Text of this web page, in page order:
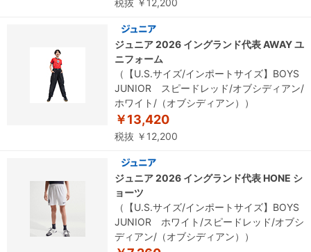
税抜 ￥12,200
ジュニア 2026 イングランド代表 AWAY ユ
ニフォーム
（【U.S.サイズ/インポートサイズ】BOYS
JUNIOR スピードレッド/オブシディアン/
ホワイト/（オブシディアン））
￥13,420
税抜 ￥12,200
ジュニア 2026 イングランド代表 HONE シ
ョーツ
（【U.S.サイズ/インポートサイズ】BOYS
JUNIOR ホワイト/スピードレッド/オブシ
ディアン/（オブシディアン））